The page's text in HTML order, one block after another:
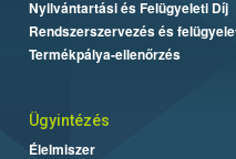
Nyilvántartási és Felügyeleti Díj
Rendszerszervezés és
Termékpálya-ellenőrzés
Ügyintézés
Élelmiszer